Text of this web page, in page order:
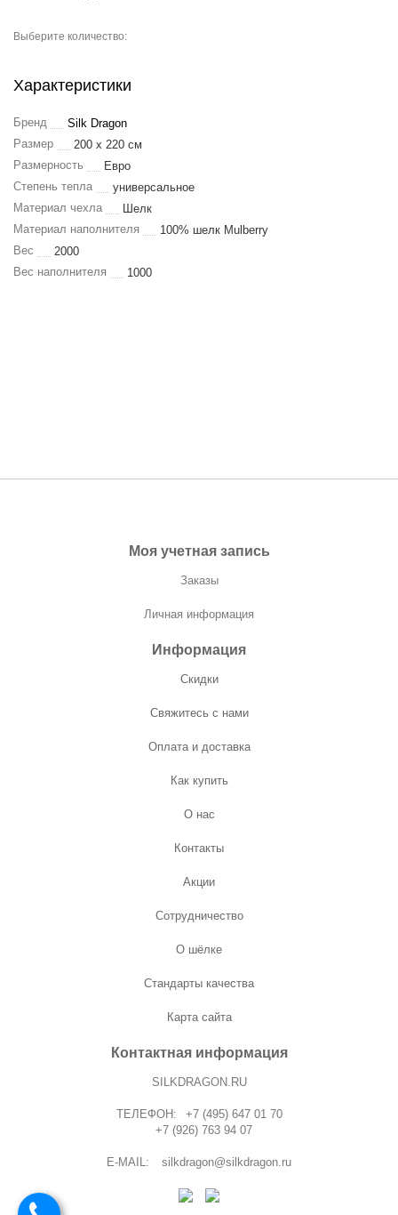
Выберите количество:
Характеристики
Бренд
Silk Dragon
Размер
200 x 220 см
Размерность
Евро
Степень тепла
универсальное
Материал чехла
Шелк
Материал наполнителя
100% шелк Mulberry
Вес
2000
Вес наполнителя
1000
Моя учетная запись
Заказы
Личная информация
Информация
Скидки
Свяжитесь с нами
Оплата и доставка
Как купить
О нас
Контакты
Акции
Сотрудничество
О шёлке
Стандарты качества
Карта сайта
Контактная информация
SILKDRAGON.RU
ТЕЛЕФОН:
+7 (495) 647 01 70
+7 (926) 763 94 07
E-MAIL: silkdragon@silkdragon.ru